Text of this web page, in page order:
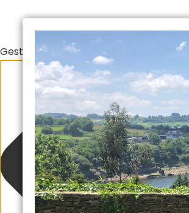
Gestionar el consentimiento de las
Suscríbete y consigue
Al rellenar este formulario aceptas